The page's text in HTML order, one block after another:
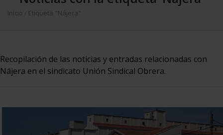
Inicio Etiqueta "Nájera"
Recopilación de las noticias y entradas relacionadas con
Nájera en el sindicato Unión Sindical Obrera.